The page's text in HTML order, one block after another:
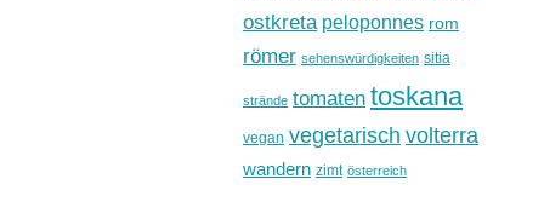
ostkreta peloponnes rom
römer sehenswürdigkeiten sitia
strände tomaten toskana
vegan vegetarisch volterra
wandern zimt österreich